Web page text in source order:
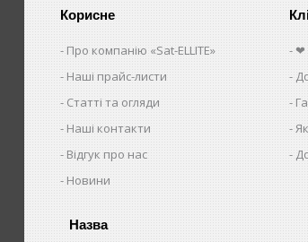
Корисне
Про компанію «Sat-ELLITE»
Наші прайс-листи
Статті та огляди
Наші контакти
Відгук про нас
Новини
❤